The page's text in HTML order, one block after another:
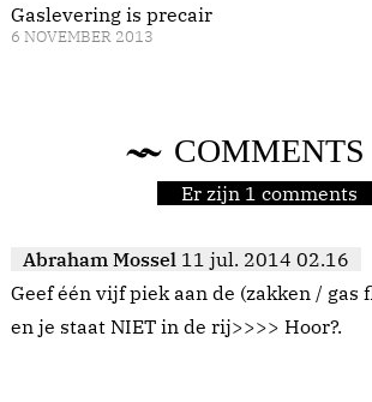
Gaslevering is precair
6 NOVEMBER 2013
COMMENTS
Er zijn 1 comments
Abraham Mossel 11 jul. 2014 02.16
Geef één vijf piek aan de (zakken / gas
en je staat NIET in de rij>>>> Hoor?.